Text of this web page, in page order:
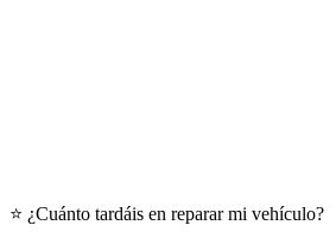
⭐ ¿Cuánto tardáis en reparar mi vehículo?